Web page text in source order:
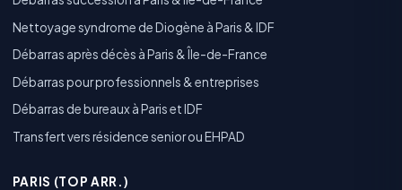
Nettoyage syndrome de Diogène à Paris & IDF
Débarras après décès à Paris & Île-de-France
Débarras pour professionnels & entreprises
Débarras de bureaux à Paris et IDF
Transfert vers résidence senior ou EHPAD
PARIS (TOP ARR.)